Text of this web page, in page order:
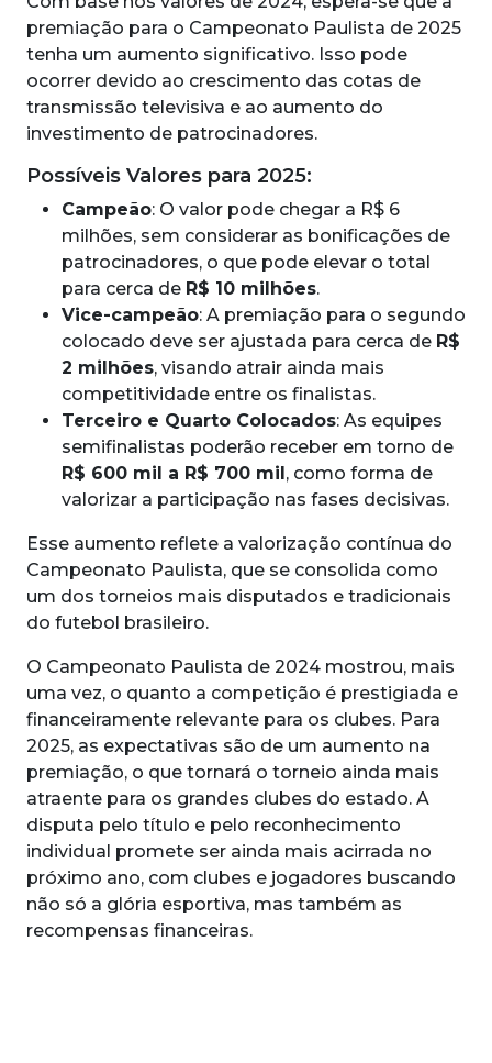
premiação para o Campeonato Paulista de 2025
tenha um aumento significativo. Isso pode
ocorrer devido ao crescimento das cotas de
transmissão televisiva e ao aumento do
investimento de patrocinadores.
Possíveis Valores para 2025:
Campeão: O valor pode chegar a R$ 6
milhões, sem considerar as bonificações de
patrocinadores, o que pode elevar o total
para cerca de R$ 10 milhões.
Vice-campeão: A premiação para o segundo
colocado deve ser ajustada para cerca de R$
2 milhões, visando atrair ainda mais
competitividade entre os finalistas.
Terceiro e Quarto Colocados: As equipes
semifinalistas poderão receber em torno de
R$ 600 mil a R$ 700 mil, como forma de
valorizar a participação nas fases decisivas.
Esse aumento reflete a valorização contínua do
Campeonato Paulista, que se consolida como
um dos torneios mais disputados e tradicionais
do futebol brasileiro.
O Campeonato Paulista de 2024 mostrou, mais
uma vez, o quanto a competição é prestigiada e
financeiramente relevante para os clubes. Para
2025, as expectativas são de um aumento na
premiação, o que tornará o torneio ainda mais
atraente para os grandes clubes do estado. A
disputa pelo título e pelo reconhecimento
individual promete ser ainda mais acirrada no
próximo ano, com clubes e jogadores buscando
não só a glória esportiva, mas também as
recompensas financeiras.